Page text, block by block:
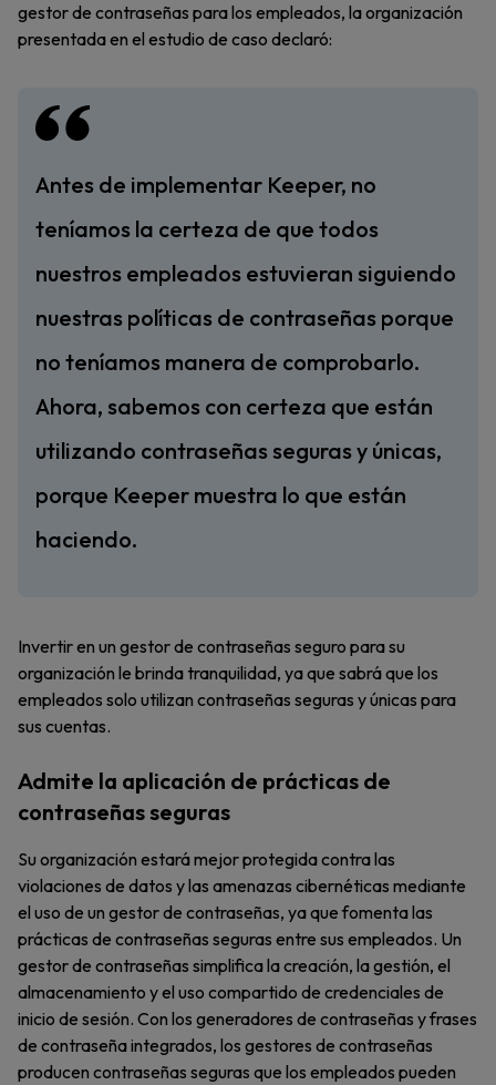
gestor de contraseñas para los empleados, la organización
presentada en el estudio de caso declaró:
Antes de implementar Keeper, no
teníamos la certeza de que todos
nuestros empleados estuvieran siguiendo
nuestras políticas de contraseñas porque
no teníamos manera de comprobarlo.
Ahora, sabemos con certeza que están
utilizando contraseñas seguras y únicas,
porque Keeper muestra lo que están
haciendo.
Invertir en un gestor de contraseñas seguro para su
organización le brinda tranquilidad, ya que sabrá que los
empleados solo utilizan contraseñas seguras y únicas para
sus cuentas.
Admite la aplicación de prácticas de
contraseñas seguras
Su organización estará mejor protegida contra las
violaciones de datos y las amenazas cibernéticas mediante
el uso de un gestor de contraseñas, ya que fomenta las
prácticas de contraseñas seguras entre sus empleados. Un
gestor de contraseñas simplifica la creación, la gestión, el
almacenamiento y el uso compartido de credenciales de
inicio de sesión. Con los generadores de contraseñas y frases
de contraseña integrados, los gestores de contraseñas
producen contraseñas seguras que los empleados pueden